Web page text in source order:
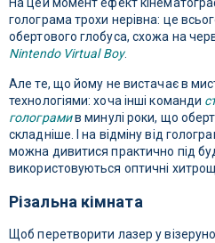
На цей момент ефект
голограма трохи нерівна: це
обертового глобуса, схожа на
Nintendo Virtual Boy.
Але те, що йому не вистачає в
технологіями: хоча інші команди
голограмив минулі роки, що
складніше. І на відміну від
можна дивитися практично під
використовуються оптичні
Різальна кімната
Щоб перетворити лазер у